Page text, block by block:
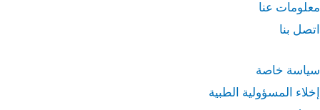
معلومات عنا
اتصل بنا
سياسة خاصة
إخلاء المسؤولية الطبية